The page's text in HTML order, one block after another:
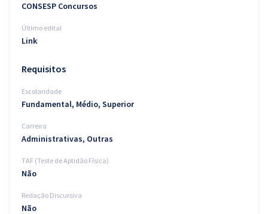
CONSESP Concursos
Último edital
Link
Requisitos
Escolaridade
Fundamental, Médio, Superior
Carreira
Administrativas, Outras
TAF (Teste de Aptidão Física)
Não
Redação Discursiva
Não